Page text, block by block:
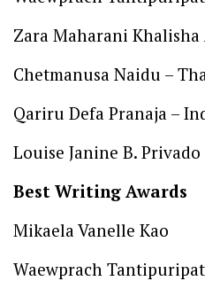
Zara Maharani
Chetmanusa Naidu –
Qariru Defa Pranaja –
Louise Janine B.
Best Writing Awards
Mikaela Vanelle Kao
Waewprach Tantipuripat